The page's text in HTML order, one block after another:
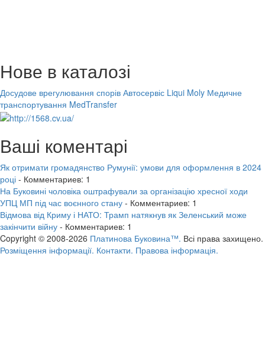
Нове в каталозі
Досудове врегулювання спорів Автосервіс Liqui Moly Медичне
транспортування MedTransfer
Ваші коментарі
Як отримати громадянство Румунії: умови для оформлення в 2024
році - Комментариев: 1
На Буковині чоловіка оштрафували за організацію хресної ходи
УПЦ МП під час воєнного стану - Комментариев: 1
Відмова від Криму і НАТО: Трамп натякнув як Зеленський може
закінчити війну - Комментариев: 1
Copyright © 2008-2026 Платинова Буковина™. Всі права захищено.
Розміщення інформації. Контакти. Правова інформація.